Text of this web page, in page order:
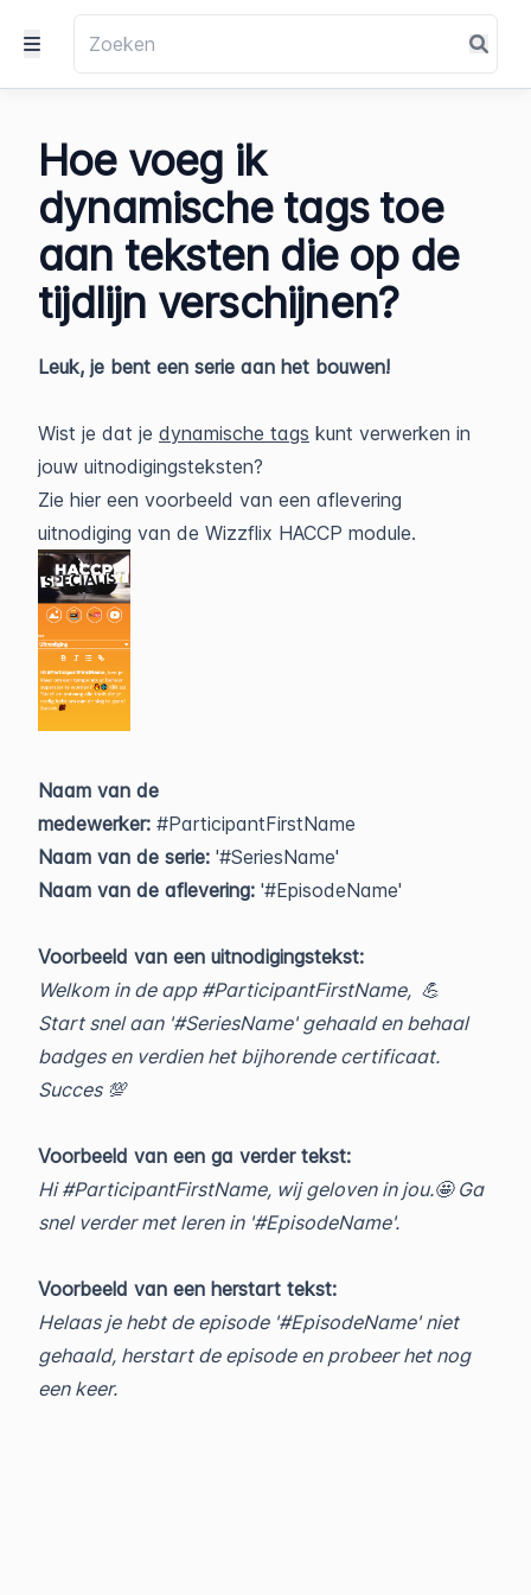
Hoe voeg ik
dynamische tags toe
aan teksten die op de
tijdlijn verschijnen?
Leuk, je bent een serie aan het bouwen!
Wist je dat je dynamische tags kunt verwerken in
jouw uitnodigingsteksten?
Zie hier een voorbeeld van een aflevering
uitnodiging van de Wizzflix HACCP module.
Naam van de
medewerker: #ParticipantFirstName
Naam van de serie: '#SeriesName'
Naam van de aflevering: '#EpisodeName'
Voorbeeld van een uitnodigingstekst:
Welkom in de app #ParticipantFirstName, 💪
Start snel aan '#SeriesName' gehaald en behaal
badges en verdien het bijhorende certificaat.
Succes 💯
Voorbeeld van een ga verder tekst:
Hi #ParticipantFirstName, wij geloven in jou.🤩 Ga
snel verder met leren in '#EpisodeName'.
Voorbeeld van een herstart tekst:
Helaas je hebt de episode '#EpisodeName' niet
gehaald, herstart de episode en probeer het nog
een keer.